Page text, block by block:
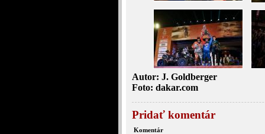
Autor: J. Goldberger
Foto: dakar.com
Pridať komentár
Komentár